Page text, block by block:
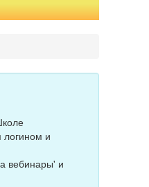
и
вебинары' и